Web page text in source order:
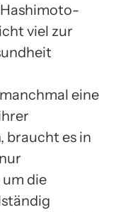
viel zur
eine
braucht es in
die